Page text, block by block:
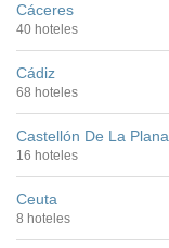
Cáceres
40 hoteles
Cádiz
68 hoteles
Castellón De La Plana
16 hoteles
Ceuta
8 hoteles